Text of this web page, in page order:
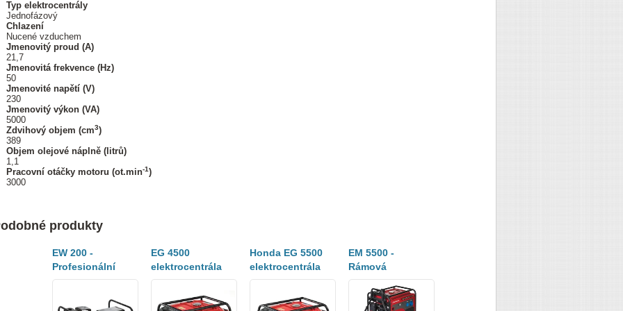
Typ elektrocentrály
Jednofázový
Chlazení
Nucené vzduchem
Jmenovitý proud (A)
21,7
Jmenovitá frekvence (Hz)
50
Jmenovité napětí (V)
230
Jmenovitý výkon (VA)
5000
Zdvihový objem (cm3)
389
Objem olejové náplně (litrů)
1,1
Pracovní otáčky motoru (ot.min-1)
3000
produkty
EW 200 -
Profesionální
elektrocentrála se
EG 4500
elektrocentrála
střídavého napětí
Honda EG 5500
elektrocentrála
střídavého napětí
EM 5500 -
Rámová
profesionální
elektrocentrála